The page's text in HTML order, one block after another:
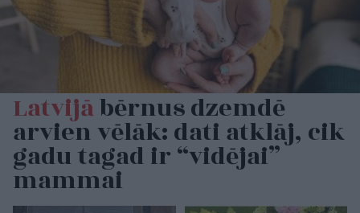
Latvijābērnus dzemdē
arvien vēlāk: dati atklāj, cik
gadu tagad ir “vidējai”
mammai